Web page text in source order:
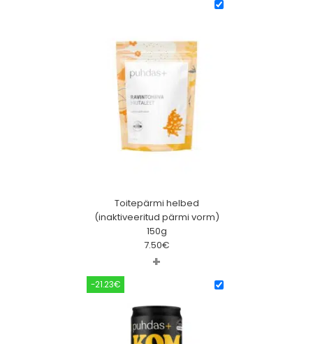
Toitepärmi helbed
(inaktiveeritud pärmi vorm)
150g
7.50€
+
-21.23€